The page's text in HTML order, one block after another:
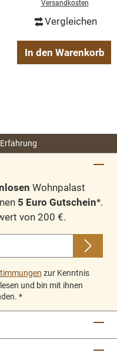
Versandkosten
Vergleichen
In den Warenkorb
Wohnpalast
5 Euro Gutschein*.
von 200 €.
zur Kenntnis
und bin mit ihnen
*